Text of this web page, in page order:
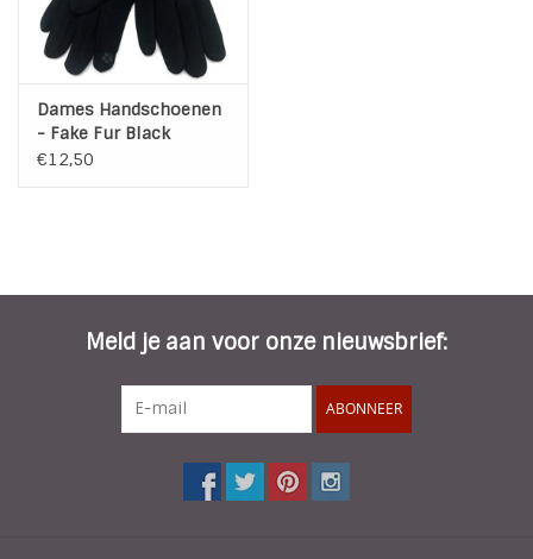
Dames Handschoenen
- Fake Fur Black
€12,50
Meld je aan voor onze nieuwsbrief:
ABONNEER